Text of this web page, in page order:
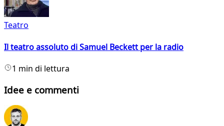
Teatro
Il teatro assoluto di Samuel Beckett per la radio
1 min di lettura
Idee e commenti